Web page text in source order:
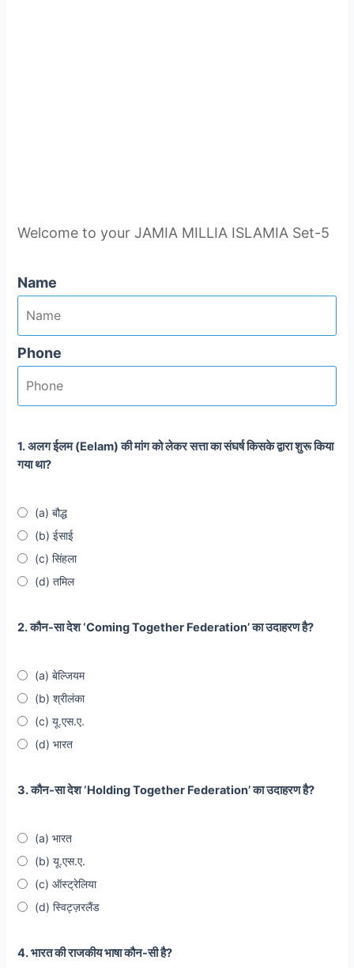
Welcome to your JAMIA MILLIA ISLAMIA Set-5
Name
Phone
1. अलग ईलम (Eelam) की मांग को लेकर सत्ता का संघर्ष किसके द्वारा शुरू किया
गया था?
(a) बौद्ध
(b) ईसाई
(c) सिंहला
(d) तमिल
2. कौन-सा देश ‘Coming Together Federation’ का उदाहरण है?
(a) बेल्जियम
(b) श्रीलंका
(c) यू.एस.ए.
(d) भारत
3. कौन-सा देश ‘Holding Together Federation’ का उदाहरण है?
(a) भारत
(b) यू.एस.ए.
(c) ऑस्ट्रेलिया
(d) स्विट्ज़रलैंड
4. भारत की राजकीय भाषा कौन-सी है?